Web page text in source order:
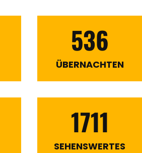
536
ÜBERNACHTEN
1711
SEHENSWERTES